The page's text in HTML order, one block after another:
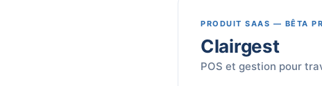
PRODUIT SAAS — BÊTA
Clairgest
POS et gestion pour